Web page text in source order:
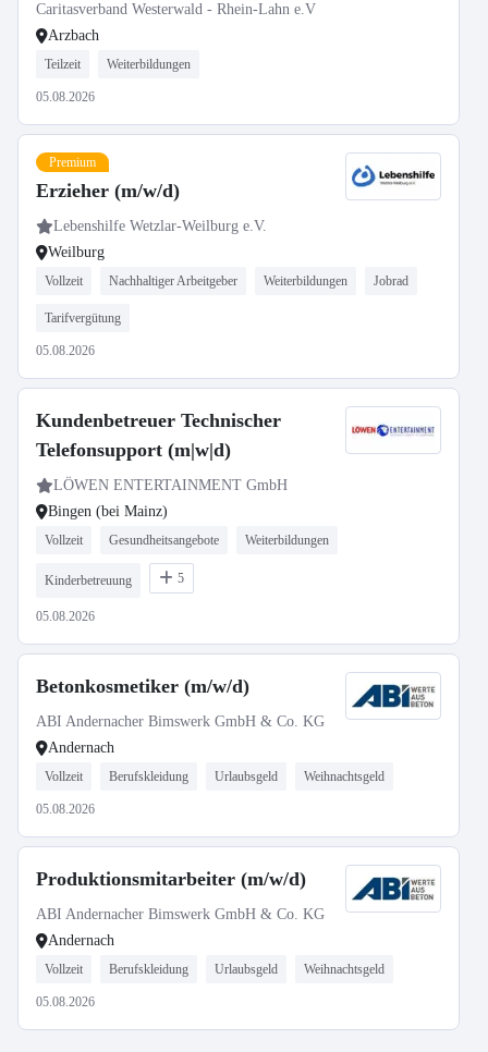
Caritasverband Westerwald - Rhein-Lahn e.V
Arzbach
Teilzeit Weiterbildungen
05.08.2026
Premium
Erzieher (m/w/d)
Lebenshilfe Wetzlar-Weilburg e.V.
Weilburg
Vollzeit Nachhaltiger Arbeitgeber Weiterbildungen Jobrad
Tarifvergütung
05.08.2026
Kundenbetreuer Technischer
Telefonsupport (m|w|d)
LÖWEN ENTERTAINMENT GmbH
Bingen (bei Mainz)
Vollzeit Gesundheitsangebote Weiterbildungen
Kinderbetreuung 5
05.08.2026
Betonkosmetiker (m/w/d)
ABI Andernacher Bimswerk GmbH & Co. KG
Andernach
Vollzeit Berufskleidung Urlaubsgeld Weihnachtsgeld
05.08.2026
Produktionsmitarbeiter (m/w/d)
ABI Andernacher Bimswerk GmbH & Co. KG
Andernach
Vollzeit Berufskleidung Urlaubsgeld Weihnachtsgeld
05.08.2026